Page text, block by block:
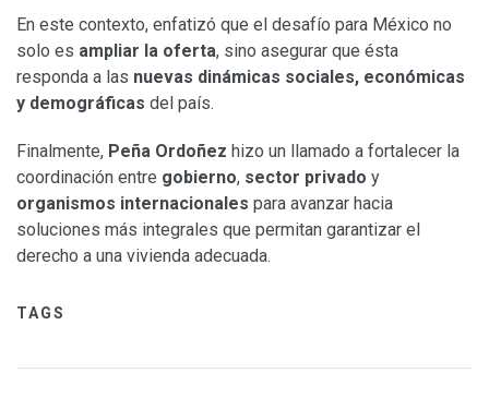
En este contexto, enfatizó que el desafío para México no
solo es ampliar la oferta, sino asegurar que ésta
responda a las nuevas dinámicas sociales, económicas
y demográficas del país.
Finalmente, Peña Ordoñez hizo un llamado a fortalecer la
coordinación entre gobierno, sector privado y
organismos internacionales para avanzar hacia
soluciones más integrales que permitan garantizar el
derecho a una vivienda adecuada.
TAGS